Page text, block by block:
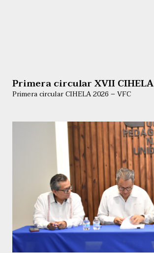
Primera circular XVII CIHELA
Primera circular CIHELA 2026 – VFC